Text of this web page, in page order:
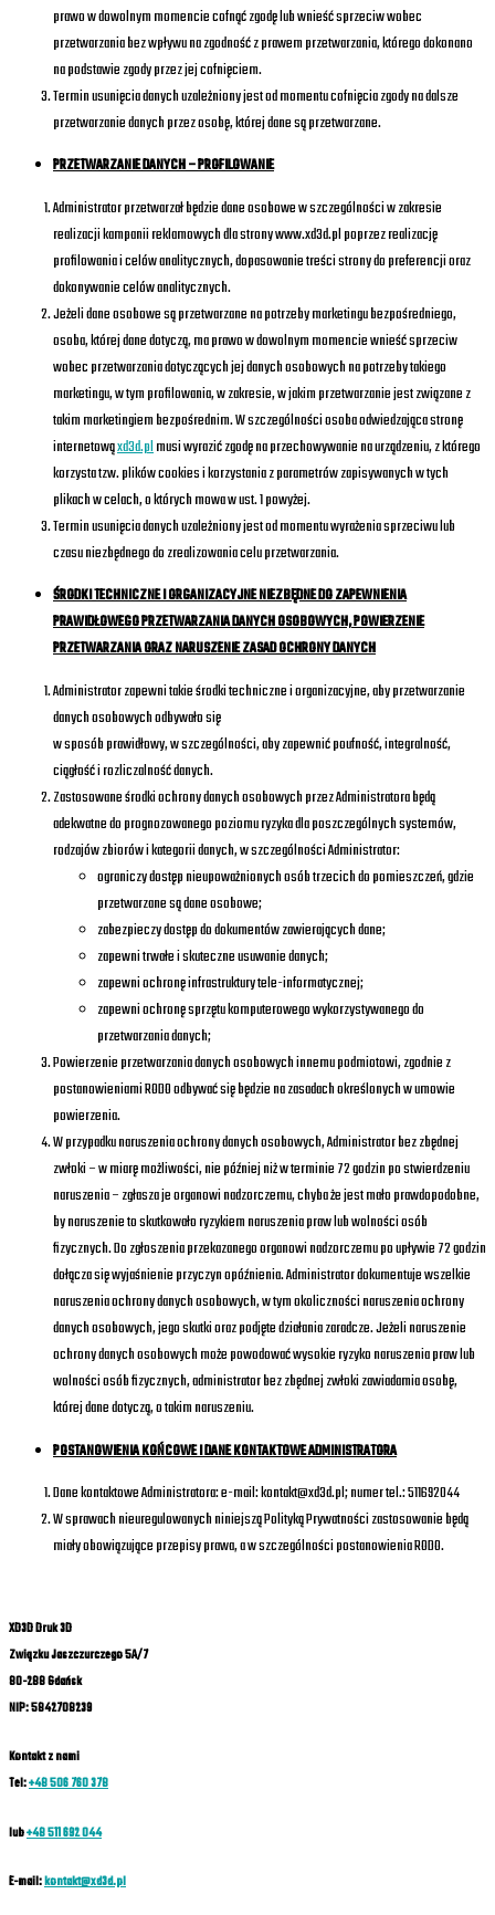
prawo w dowolnym momencie cofnąć zgodę lub wnieść sprzeciw wobec
przetwarzania bez wpływu na zgodność z prawem przetwarzania, którego dokonano
na podstawie zgody przez jej cofnięciem.
Termin usunięcia danych uzależniony jest od momentu cofnięcia zgody na dalsze
przetwarzanie danych przez osobę, której dane są przetwarzane.
PRZETWARZANIE DANYCH – PROFILOWANIE
Administrator przetwarzał będzie dane osobowe w szczególności w zakresie
realizacji kampanii reklamowych dla strony www.xd3d.pl poprzez realizację
profilowania i celów analitycznych, dopasowanie treści strony do preferencji oraz
dokonywanie celów analitycznych.
Jeżeli dane osobowe są przetwarzane na potrzeby marketingu bezpośredniego,
osoba, której dane dotyczą, ma prawo w dowolnym momencie wnieść sprzeciw
wobec przetwarzania dotyczących jej danych osobowych na potrzeby takiego
marketingu, w tym profilowania, w zakresie, w jakim przetwarzanie jest związane z
takim marketingiem bezpośrednim. W szczególności osoba odwiedzająca stronę
internetowąxd3d.plmusi wyrazić zgodę na przechowywanie na urządzeniu, z którego
korzysta tzw. plików cookies i korzystania z parametrów zapisywanych w tych
plikach w celach, o których mowa w ust. 1 powyżej.
Termin usunięcia danych uzależniony jest od momentu wyrażenia sprzeciwu lub
czasu niezbędnego do zrealizowania celu przetwarzania.
ŚRODKI TECHNICZNE I ORGANIZACYJNE NIEZBĘDNE DO ZAPEWNIENIA
PRAWIDŁOWEGO PRZETWARZANIA DANYCH OSOBOWYCH, POWIERZENIE
PRZETWARZANIA ORAZ NARUSZENIE ZASAD OCHRONY DANYCH
Administrator zapewni takie środki techniczne i organizacyjne, aby przetwarzanie
danych osobowych odbywało się
w sposób prawidłowy, w szczególności, aby zapewnić poufność, integralność,
ciągłość i rozliczalność danych.
Zastosowane środki ochrony danych osobowych przez Administratora będą
adekwatne do prognozowanego poziomu ryzyka dla poszczególnych systemów,
rodzajów zbiorów i kategorii danych, w szczególności Administrator:
ograniczy dostęp nieupoważnionych osób trzecich do pomieszczeń, gdzie
przetwarzane są dane osobowe;
zabezpieczy dostęp do dokumentów zawierających dane;
zapewni trwałe i skuteczne usuwanie danych;
zapewni ochronę infrastruktury tele-informatycznej;
zapewni ochronę sprzętu komputerowego wykorzystywanego do
przetwarzania danych;
Powierzenie przetwarzania danych osobowych innemu podmiotowi, zgodnie z
postanowieniami RODO odbywać się będzie na zasadach określonych w umowie
powierzenia.
W przypadku naruszenia ochrony danych osobowych, Administrator bez zbędnej
zwłoki – w miarę możliwości, nie później niż w terminie 72 godzin po stwierdzeniu
naruszenia – zgłasza je organowi nadzorczemu, chyba że jest mało prawdopodobne,
by naruszenie to skutkowało ryzykiem naruszenia praw lub wolności osób
fizycznych. Do zgłoszenia przekazanego organowi nadzorczemu po upływie 72 godzin
dołącza się wyjaśnienie przyczyn opóźnienia. Administrator dokumentuje wszelkie
naruszenia ochrony danych osobowych, w tym okoliczności naruszenia ochrony
danych osobowych, jego skutki oraz podjęte działania zaradcze. Jeżeli naruszenie
ochrony danych osobowych może powodować wysokie ryzyko naruszenia praw lub
wolności osób fizycznych, administrator bez zbędnej zwłoki zawiadamia osobę,
której dane dotyczą, o takim naruszeniu.
POSTANOWIENIA KOŃCOWE I DANE KONTAKTOWE ADMINISTRATORA
Dane kontaktowe Administratora: e-mail: kontakt@xd3d.pl; numer tel.: 511692044
W sprawach nieuregulowanych niniejszą Polityką Prywatności zastosowanie będą
miały obowiązujące przepisy prawa, a w szczególności postanowienia RODO.
XD3D Druk 3D
Związku Jaszczurczego 5A/7
80-288 Gdańsk
NIP: 5842708239
Kontakt z nami
Tel:+48 506 760 378
lub+48 511 692 044
E-mail:kontakt@xd3d.pl